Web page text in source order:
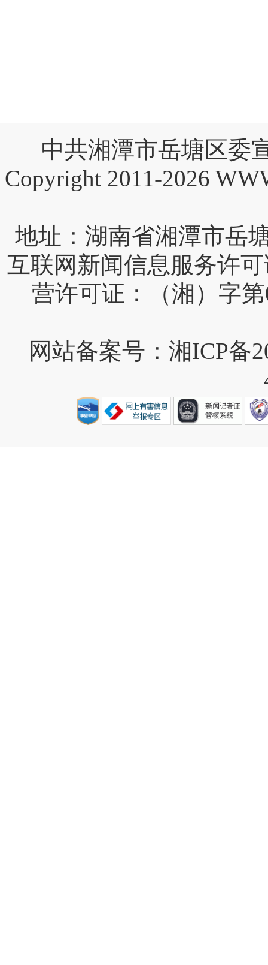
中共湘潭市岳塘区委
Copyright 2011-2026
互联网新闻信息服务许
营许可证：（湘）字第
网站备案号：湘ICP备